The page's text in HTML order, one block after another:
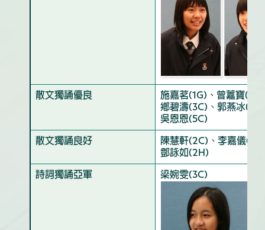
散文獨誦優良
施嘉茗(1G)、曾䕒寶
鄉碧濤(3C)、郭燕冰
吳恩恩(5C)
散文獨誦良好
陳慧軒(2C)、李嘉儀
鄧詠如(2H)
詩詞獨誦亞軍 梁婉雯(3C)